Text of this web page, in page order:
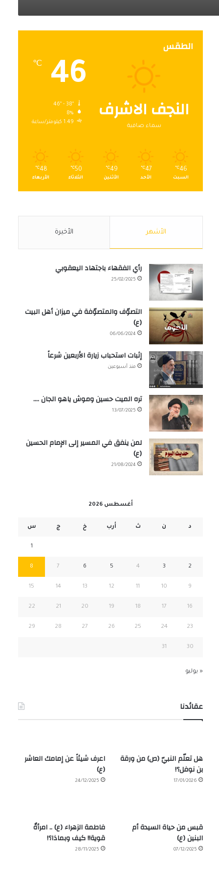
الطقس
النجف الاشرف
سماء صافية
46
℃
8%
1.49 كيلومتر/ساعة
46
℃
السبت
47
℃
الأحد
49
℃
الأثنين
50
℃
الثلاثاء
48
℃
الأربعاء
الأشهر الأخيرة
رأي الفقهاء باجتهاد اليعقوبي
25/02/2025
التصوّف والمتصوّفة في ميزان أهل البيت
(ع)
06/06/2024
إثبات استحباب زيارة الأربعين شرعاً
منذ أسبوعين
تره الميت حسين وموش ياهو الجان ….
13/07/2025
لمن ينفق في المسير إلى الإمام الحسين
(ع)
21/08/2024
أغسطس 2026
د ن ث أرب خ ج س
1
2
3
4
5
6
7
8
9
10
11
12
13
14
15
16
17
18
19
20
21
22
23
24
25
26
27
28
29
30
31
« يوليو
عقائدنا
هل تعلّم النبيّ (ص) من ورقة
بن نوفل؟!
17/01/2026
اعرف شيئاً عن إمامك العاشر
(ع)
24/12/2025
قبس من حياة السيدة أم
البنين (ع)
07/12/2025
فاطمة الزهراء (ع) .. امرأةٌ
قوية!! كيف وبماذا؟!
28/11/2025